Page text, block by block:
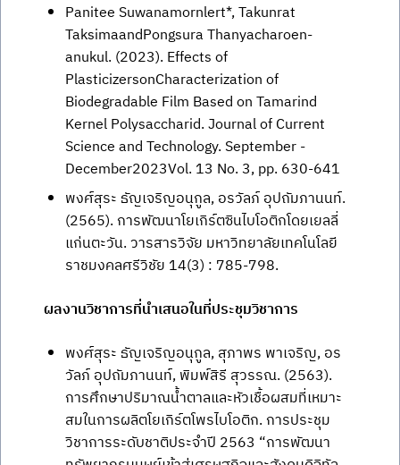
Panitee Suwanamornlert*, Takunrat
TaksimaandPongsura Thanyacharoen-
anukul. (2023). Effects of
PlasticizersonCharacterization of
Biodegradable Film Based on Tamarind
Kernel Polysaccharid. Journal of Current
Science and Technology. September -
December2023Vol. 13 No. 3, pp. 630-641
พงศ์สุระ ธัญเจริญอนุกูล, อรวัลภ์ อุปถัมภานนท์.
(2565). การพัฒนาโยเกิร์ตซินไบโอติกโดยเยลลี่
แก่นตะวัน. วารสารวิจัย มหาวิทยาลัยเทคโนโลยี
ราชมงคลศรีวิชัย 14(3) : 785-798.
ผลงานวิชาการที่นำเสนอในที่ประชุมวิชาการ
พงศ์สุระ ธัญเจริญอนุกูล, สุภาพร พาเจริญ, อร
วัลภ์ อุปถัมภานนท์, พิมพ์สิรี สุวรรณ. (2563).
การศึกษาปริมาณน้ำตาลและหัวเชื้อผสมที่เหมาะ
สมในการผลิตโยเกิร์ตโพรไบโอติก. การประชุม
วิชาการระดับชาติประจำปี 2563 “การพัฒนา